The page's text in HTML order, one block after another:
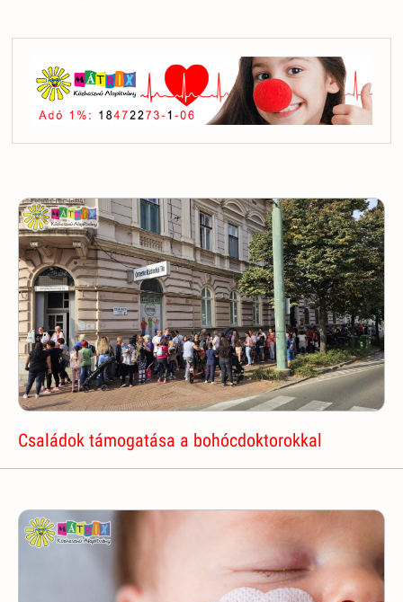
Családok támogatása a bohócdoktorokkal